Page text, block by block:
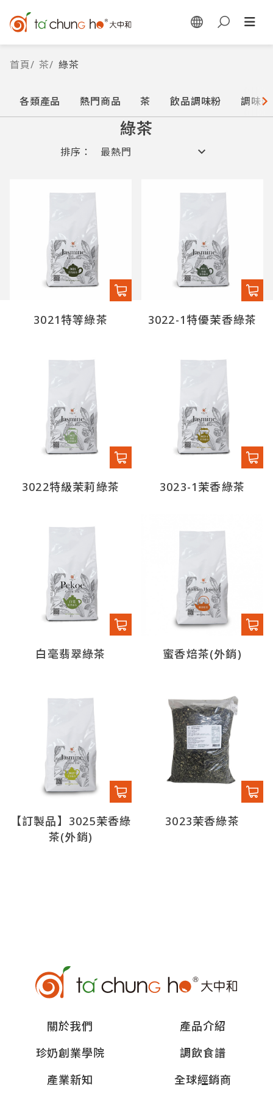
首頁/ 茶/ 綠茶
各類產品 熱門商品 茶 飲品調味粉 調味
綠茶
排序：
3021特等綠茶 3022-1特優茉香綠茶
3022特級茉莉綠茶 3023-1茉香綠茶
白毫翡翠綠茶 蜜香焙茶(外銷)
【訂製品】3025茉香綠
茶(外銷)
3023茉香綠茶
關於我們
產品介紹
珍奶創業學院
調飲食譜
產業新知
全球經銷商